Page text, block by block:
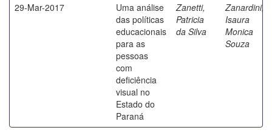
29-Mar-2017
Uma análise
das políticas
educacionais
para as
pessoas
com
deficiência
visual no
Estado do
Paraná
Zanetti,
Patricia
da Silva
Zanardini,
Isaura
Monica
Souza